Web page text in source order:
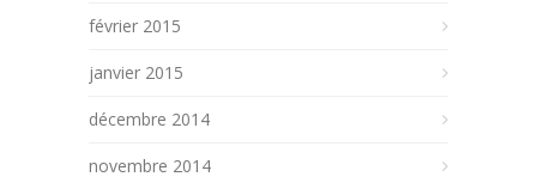
février 2015
janvier 2015
décembre 2014
novembre 2014